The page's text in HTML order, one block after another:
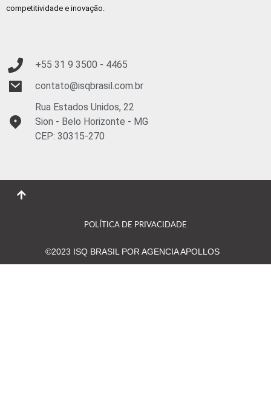
competitividade e inovação.
+55 31 93500 - 4465
contato@isqbrasil.com.br
Rua Estados Unidos, 22
Sion - Belo Horizonte - MG
CEP: 30315-270
POLÍTICA DE PRIVACIDADE
©2023 ISQ BRASIL POR AGENCIA APOLLOS